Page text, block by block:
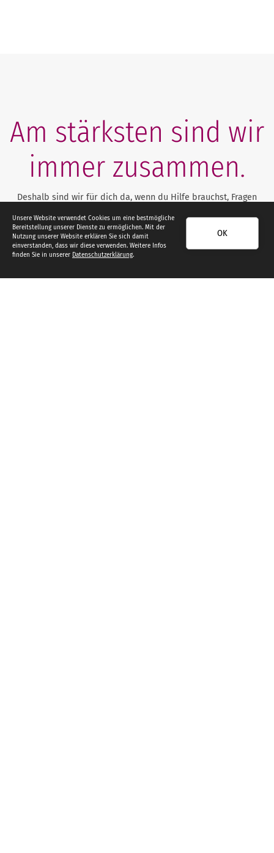
Am stärksten sind wir
immer zusammen.
Deshalb sind wir für dich da, wenn du Hilfe brauchst, Fragen
beraten dich unabhängig von deinem Nationalität, ethischer
Herkunft, Religion, Geschlecht und deiner sexuellen
Orientierung. Zu uns kommen Eltern und Kinder mit den
unterschiedlichsten Lebensmodellen, ob „klassische“ Familie,
OK
Unsere Website verwendet Cookies um eine bestmögliche
Bereitstellung unserer Dienste zu ermöglichen. Mit der
Nutzung unserer Website erklären Sie sich damit
einverstanden, dass wir diese verwenden. Weitere Infos
finden Sie in unserer Datenschutzerklärung.